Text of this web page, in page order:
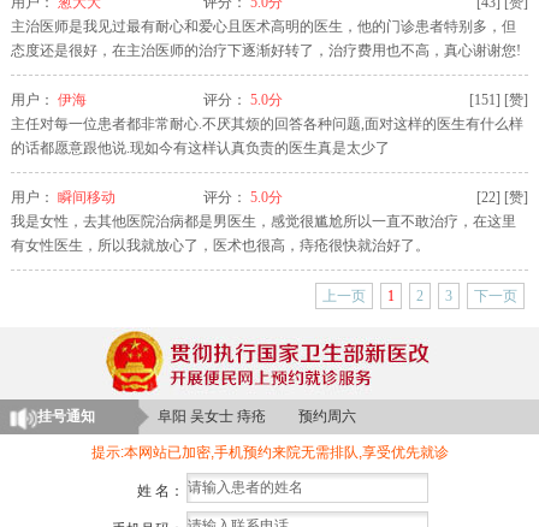
主治医师是我见过最有耐心和爱心且医术高明的医生，他的门诊患者特别多，但
态度还是很好，在主治医师的治疗下逐渐好转了，治疗费用也不高，真心谢谢您!
用户： 伊海 评分： 5.0分 [151] [赞]
主任对每一位患者都非常耐心.不厌其烦的回答各种问题,面对这样的医生有什么样
的话都愿意跟他说.现如今有这样认真负责的医生真是太少了
用户： 瞬间移动 评分： 5.0分 [22] [赞]
我是女性，去其他医院治病都是男医生，感觉很尴尬所以一直不敢治疗，在这里
有女性医生，所以我就放心了，医术也很高，痔疮很快就治好了。
上一页 1 2 3 下一页
挂号通知
临泉 晨先生 肛瘘 预约周一
阜阳 苏女士 大便出血 预约周一
阜阳 吴女士 痔疮 预约周六
亳州 陈先生 脱肛 预约周一
界首 许女士 便秘 预约周四
颍上 郑先生 肛周脓肿 预约周二
提示:本网站已加密,手机预约来院无需排队,享受优先就诊
姓 名：